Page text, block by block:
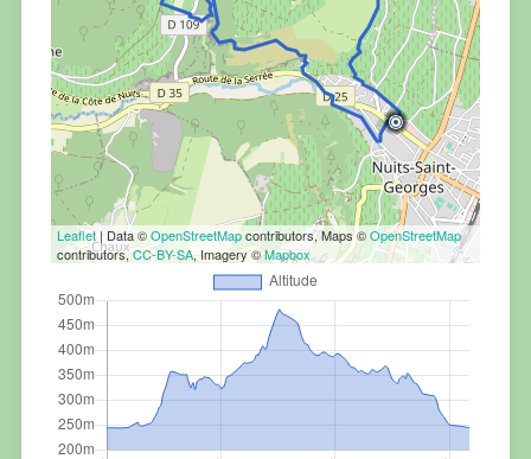
Leaflet| Data ©OpenStreetMapcontributors, Maps ©OpenStreetMap
contributors,CC-BY-SA, Imagery ©Mapbox